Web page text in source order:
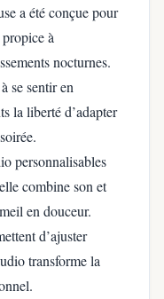
a été conçue pour
à
nocturnes.
se sentir en
la liberté d’adapter
personnalisables
combine son et
en douceur.
d’ajuster
transforme la